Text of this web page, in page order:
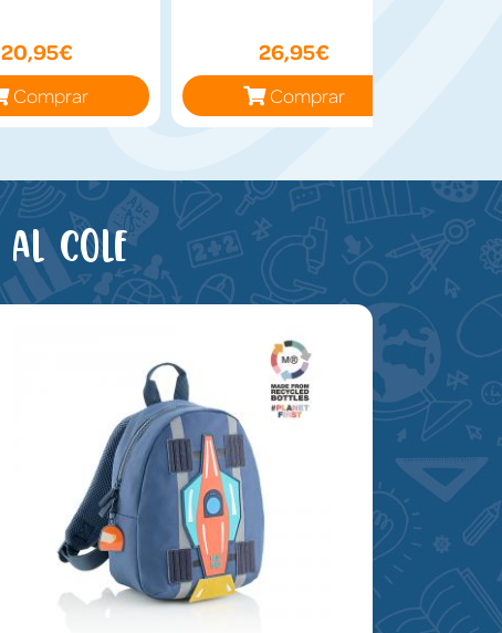
20,95€
Comprar
26,95€
Comprar
al cole